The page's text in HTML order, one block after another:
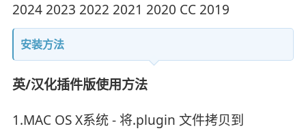
2024 2023 2022 2021 2020 CC 2019
安装方法
英/汉化插件版使用方法
1.MAC OS X系统 - 将.plugin 文件拷贝到